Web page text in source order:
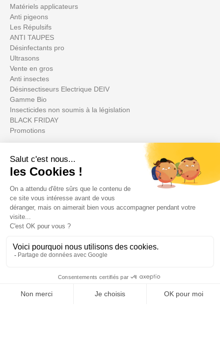
Matériels applicateurs
Anti pigeons
Les Répulsifs
ANTI TAUPES
Désinfectants pro
Ultrasons
Vente en gros
Anti insectes
Désinsectiseurs Electrique DEIV
Gamme Bio
Insecticides non soumis à la législation
BLACK FRIDAY
Promotions
Il tuo account

Informations
